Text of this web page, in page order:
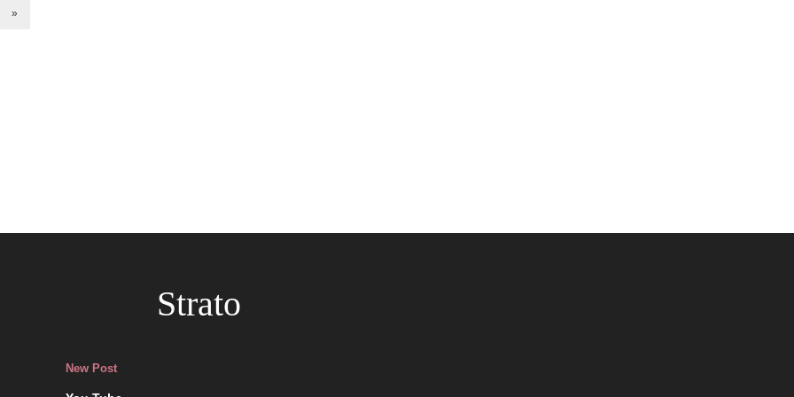
»
Strato
New Post